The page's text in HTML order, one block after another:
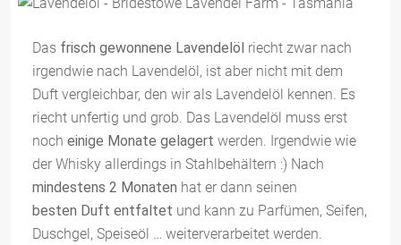
Das frisch gewonnene Lavendelöl riecht zwar nach
irgendwie nach Lavendelöl, ist aber nicht mit dem
Duft vergleichbar, den wir als Lavendelöl kennen. Es
riecht unfertig und grob. Das Lavendelöl muss erst
noch einige Monate gelagert werden. Irgendwie wie
der Whisky allerdings in Stahlbehältern :) Nach
mindestens 2 Monaten hat er dann seinen
besten Duft entfaltet und kann zu Parfümen, Seifen,
Duschgel, Speiseöl … weiterverarbeitet werden.